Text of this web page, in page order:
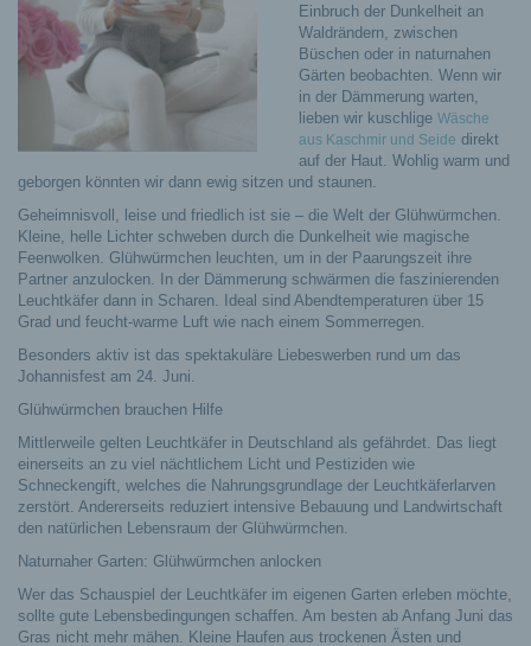
Einbruch der Dunkelheit an
Waldrändern, zwischen
Büschen oder in naturnahen
Gärten beobachten. Wenn wir
in der Dämmerung warten,
lieben wir kuschlige Wäsche
aus Kaschmir und Seide direkt
auf der Haut. Wohlig warm und
geborgen könnten wir dann ewig sitzen und staunen.
Geheimnisvoll, leise und friedlich ist sie – die Welt der Glühwürmchen.
Kleine, helle Lichter schweben durch die Dunkelheit wie magische
Feenwolken. Glühwürmchen leuchten, um in der Paarungszeit ihre
Partner anzulocken. In der Dämmerung schwärmen die faszinierenden
Leuchtkäfer dann in Scharen. Ideal sind Abendtemperaturen über 15
Grad und feucht-warme Luft wie nach einem Sommerregen.
Besonders aktiv ist das spektakuläre Liebeswerben rund um das
Johannisfest am 24. Juni.
Glühwürmchen brauchen Hilfe
Mittlerweile gelten Leuchtkäfer in Deutschland als gefährdet. Das liegt
einerseits an zu viel nächtlichem Licht und Pestiziden wie
Schneckengift, welches die Nahrungsgrundlage der Leuchtkäferlarven
zerstört. Andererseits reduziert intensive Bebauung und Landwirtschaft
den natürlichen Lebensraum der Glühwürmchen.
Naturnaher Garten: Glühwürmchen anlocken
Wer das Schauspiel der Leuchtkäfer im eigenen Garten erleben möchte,
sollte gute Lebensbedingungen schaffen. Am besten ab Anfang Juni das
Gras nicht mehr mähen. Kleine Haufen aus trockenen Ästen und